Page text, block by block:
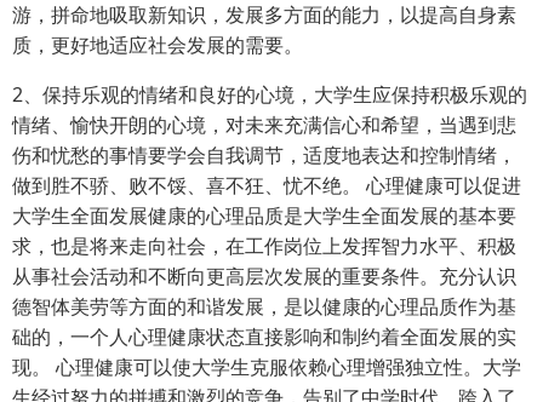
游，拼命地吸取新知识，发展多方面的能力，以提高自身素
质，更好地适应社会发展的需要。
2、保持乐观的情绪和良好的心境，大学生应保持积极乐观的
情绪、愉快开朗的心境，对未来充满信心和希望，当遇到悲
伤和忧愁的事情要学会自我调节，适度地表达和控制情绪，
做到胜不骄、败不馁、喜不狂、忧不绝。 心理健康可以促进
大学生全面发展健康的心理品质是大学生全面发展的基本要
求，也是将来走向社会，在工作岗位上发挥智力水平、积极
从事社会活动和不断向更高层次发展的重要条件。充分认识
德智体美劳等方面的和谐发展，是以健康的心理品质作为基
础的，一个人心理健康状态直接影响和制约着全面发展的实
现。 心理健康可以使大学生克服依赖心理增强独立性。大学